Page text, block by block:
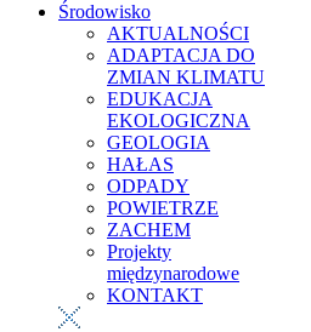
Środowisko
AKTUALNOŚCI
ADAPTACJA DO
ZMIAN KLIMATU
EDUKACJA
EKOLOGICZNA
GEOLOGIA
HAŁAS
ODPADY
POWIETRZE
ZACHEM
Projekty
międzynarodowe
KONTAKT